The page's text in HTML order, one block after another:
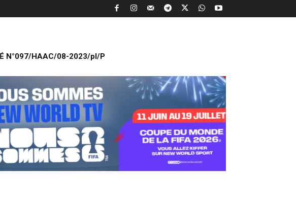
N°097/HAAC/08-2023/pl/P